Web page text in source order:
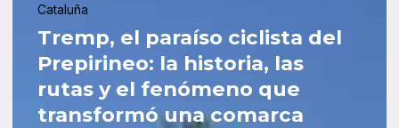
Cataluña
Tremp, el paraíso ciclista del
Prepirineo: la historia, las
rutas y el fenómeno que
transformó una comarca